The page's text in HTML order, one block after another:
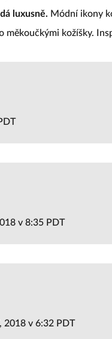
luxusně. Módní ikony
měkoučkými kožíšky.
v 8:35 PDT
2018 v 6:32 PDT